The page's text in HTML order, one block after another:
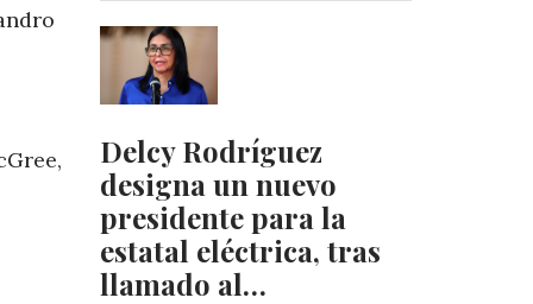
Delcy Rodríguez
designa un nuevo
presidente para la
estatal eléctrica, tras
llamado al…